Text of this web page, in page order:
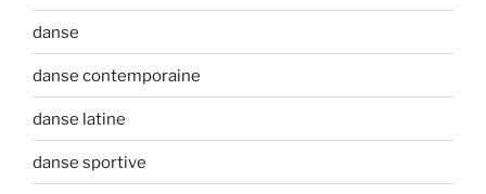
danse
danse contemporaine
danse latine
danse sportive